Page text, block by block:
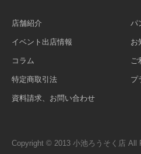
店舗紹介 パ
イベント出店情報 お
コラム ご
特定商取引法 プ
資料請求、お問い合わせ
Copyright © 2013 小池ろうそく店 All